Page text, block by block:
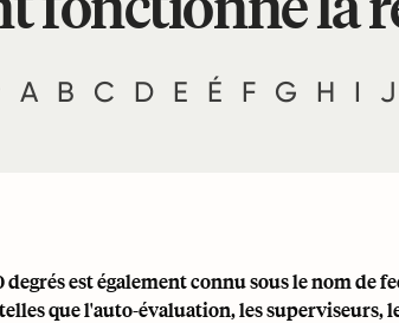
A B C D E É F G H I J
degrés est également connu sous le nom
que l'auto-évaluation, les